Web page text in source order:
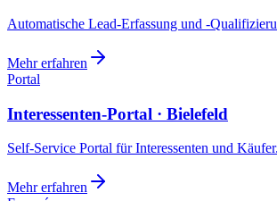
Automatische Lead-Erfassung und -
Mehr erfahren
Portal
Interessenten-Portal · Bielefeld
Self-Service Portal für Interessenten und
Mehr erfahren